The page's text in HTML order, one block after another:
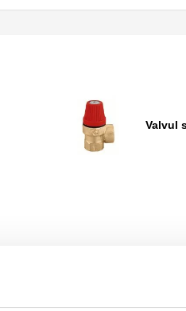
Valvul
Valvul